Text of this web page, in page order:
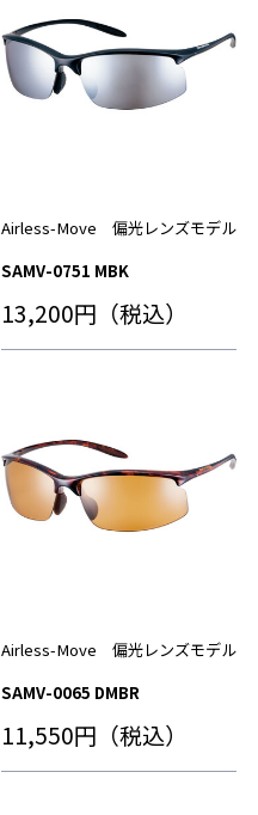
Airless-Move 偏光レンズモデル
SAMV-0751 MBK
13,200円（税込）
Airless-Move 偏光レンズモデル
SAMV-0065 DMBR
11,550円（税込）